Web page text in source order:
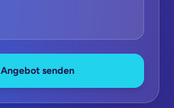
Angebot senden